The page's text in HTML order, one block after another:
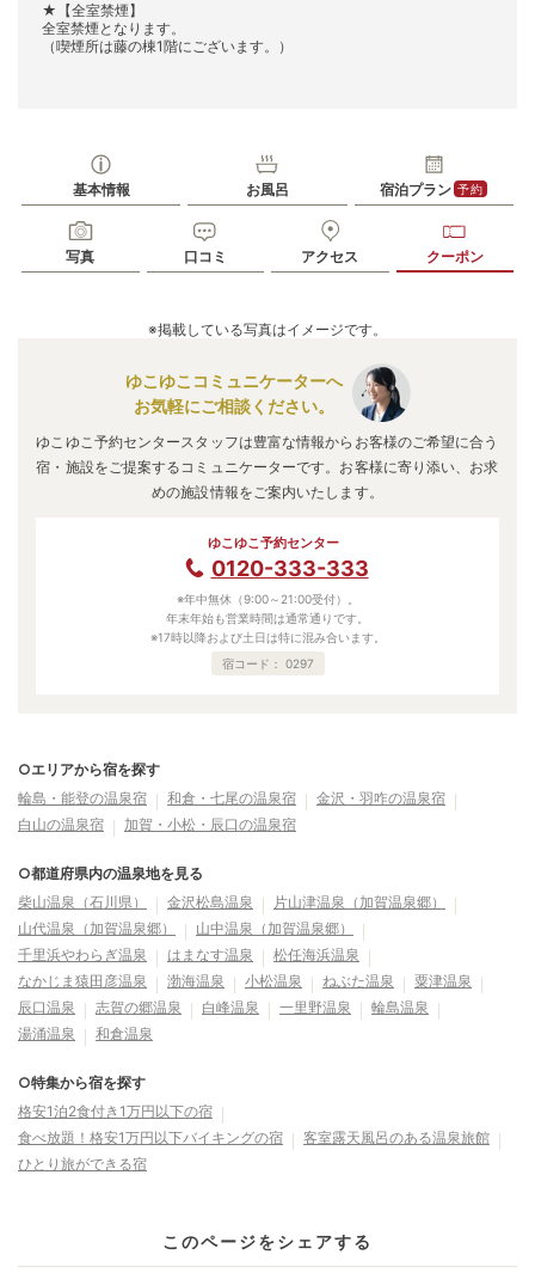
★【全室禁煙】
全室禁煙となります。
（喫煙所は藤の棟1階にございます。）
基本情報 お風呂 宿泊プラン 予約
写真 口コミ アクセス クーポン
※掲載している写真はイメージです。
ゆこゆこコミュニケーターへ
お気軽にご相談ください。
ゆこゆこ予約センタースタッフは豊富な情報からお客様のご希望に合う
宿・施設をご提案するコミュニケーターです。お客様に寄り添い、お求
めの施設情報をご案内いたします。
ゆこゆこ予約センター
0120-333-333
※年中無休（9:00～21:00受付）。
年末年始も営業時間は通常通りです。
※17時以降および土日は特に混み合います。
宿コード： 0297
○エリアから宿を探す
輪島・能登の温泉宿
和倉・七尾の温泉宿
金沢・羽咋の温泉宿
白山の温泉宿
加賀・小松・辰口の温泉宿
○都道府県内の温泉地を見る
柴山温泉（石川県）
金沢松島温泉
片山津温泉（加賀温泉郷）
山代温泉（加賀温泉郷）
山中温泉（加賀温泉郷）
千里浜やわらぎ温泉
はまなす温泉
松任海浜温泉
なかじま猿田彦温泉
渤海温泉 小松温泉 ねぶた温泉
粟津温泉
辰口温泉
志賀の郷温泉 白峰温泉 一里野温泉
輪島温泉
湯涌温泉
和倉温泉
○特集から宿を探す
格安1泊2食付き1万円以下の宿
食べ放題！格安1万円以下バイキングの宿
客室露天風呂のある温泉旅館
ひとり旅ができる宿
このページをシェアする